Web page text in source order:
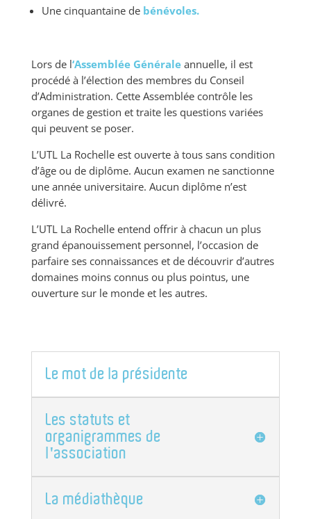
Une cinquantaine de bénévoles.
Lors de l‘Assemblée Généraleannuelle, il est
procédé à l’élection des membres du Conseil
d’Administration. Cette Assemblée contrôle les
organes de gestion et traite les questions variées
qui peuvent se poser.
L’UTL La Rochelle est ouverte à tous sans condition
d’âge ou de diplôme. Aucun examen ne sanctionne
une année universitaire. Aucun diplôme n’est
délivré.
L’UTL La Rochelle entend offrir à chacun un plus
grand épanouissement personnel, l’occasion de
parfaire ses connaissances et de découvrir d’autres
domaines moins connus ou plus pointus, une
ouverture sur le monde et les autres.
Le mot de la présidente
Les statuts et
organigrammes de
l'association
La médiathèque